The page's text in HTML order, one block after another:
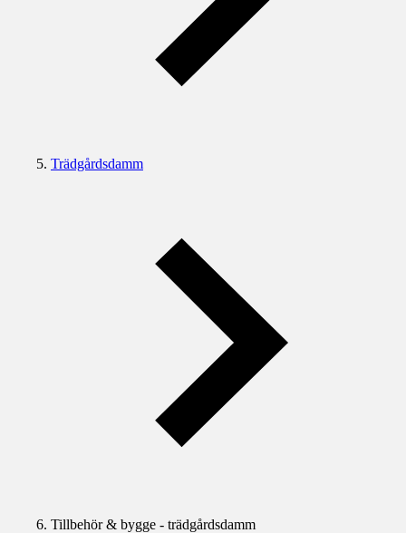
Trädgårdsdamm
Tillbehör & bygge - trädgårdsdamm